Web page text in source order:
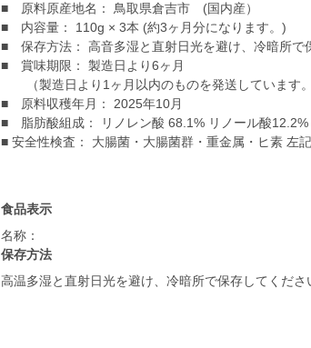
■ 原料原産地名： 鳥取県倉吉市 (国内産）
■ 内容量： 110g × 3本 (約3ヶ月分になります。)
■ 保存方法： 高音多湿と直射日光を避け、冷暗所で
■ 賞味期限： 製造日より6ヶ月
（製造日より1ヶ月以内のものを発送しています。
■ 原料収穫年月： 2025年10月
■ 脂肪酸組成： リノレン酸 68.1% リノール酸12.2%
■ 安全性検査： 大腸菌・大腸菌群・重金属・ヒ素 左
食品表示
名称：
保存方法
高温多湿と直射日光を避け、冷暗所で保存してくださ